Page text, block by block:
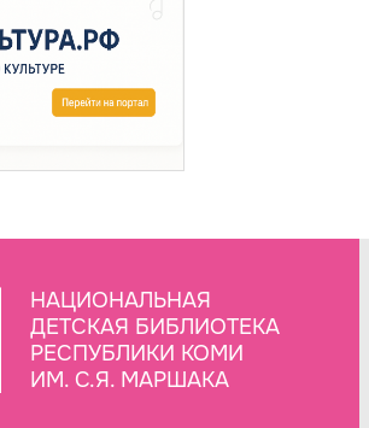
НАЦИОНАЛЬНАЯ
ДЕТСКАЯ БИБЛИОТЕКА
РЕСПУБЛИКИ КОМИ
ИМ. С.Я. МАРШАКА